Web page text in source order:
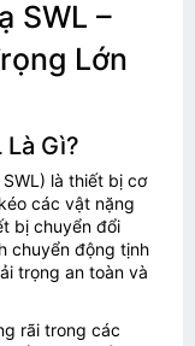
SWL –
Lớn
Là Gì?
là thiết bị cơ
các vật nặng
bị chuyển đổi
chuyển động tịnh
trọng an toàn và
rãi trong các